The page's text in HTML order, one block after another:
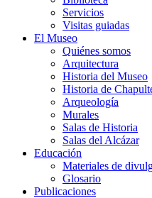
Servicios
Visitas guiadas
El Museo
Quiénes somos
Arquitectura
Historia del Museo
Historia de
Arqueología
Murales
Salas de Historia
Salas del Alcázar
Educación
Materiales de
Glosario
Publicaciones